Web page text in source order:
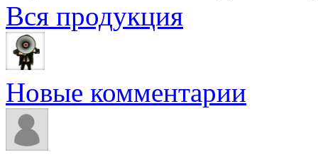
Вся продукция
Новые комментарии